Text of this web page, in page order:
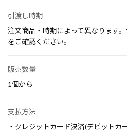
引渡し時期
注文商品・時期によって異なります
をご確認ください。
販売数量
1個から
支払方法
・クレジットカード決済(デビットカ